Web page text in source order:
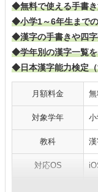
◆無料で使える手書
◆小学1～6年生まで
◆漢字の手書きや四
◆学年別の漢字一覧
◆日本漢字能力検定
月額料金 無
対象学年
教科
対応OS